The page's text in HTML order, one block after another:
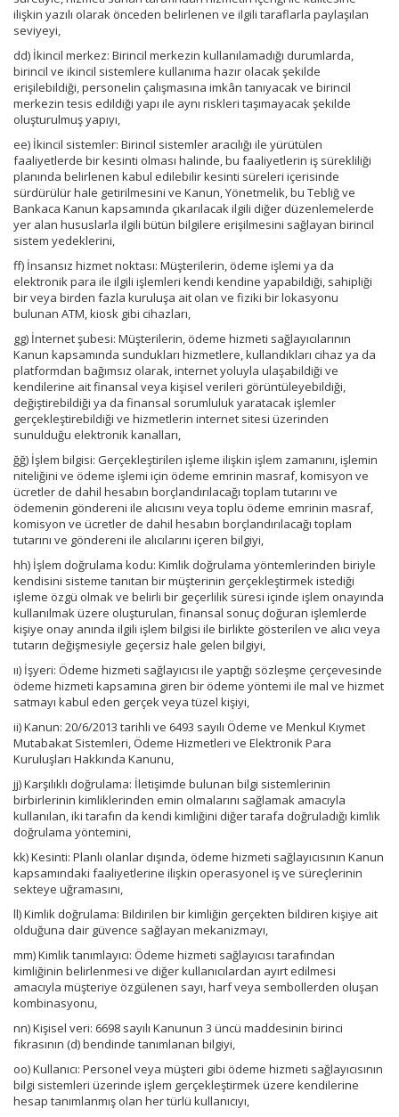
ilişkin yazılı olarak önceden belirlenen ve ilgili taraflarla paylaşılan
seviyeyi,
dd) İkincil merkez: Birincil merkezin kullanılamadığı durumlarda,
birincil ve ikincil sistemlere kullanıma hazır olacak şekilde
erişilebildiği, personelin çalışmasına imkân tanıyacak ve birincil
merkezin tesis edildiği yapı ile aynı riskleri taşımayacak şekilde
oluşturulmuş yapıyı,
ee) İkincil sistemler: Birincil sistemler aracılığı ile yürütülen
faaliyetlerde bir kesinti olması halinde, bu faaliyetlerin iş sürekliliği
planında belirlenen kabul edilebilir kesinti süreleri içerisinde
sürdürülür hale getirilmesini ve Kanun, Yönetmelik, bu Tebliğ ve
Bankaca Kanun kapsamında çıkarılacak ilgili diğer düzenlemelerde
yer alan hususlarla ilgili bütün bilgilere erişilmesini sağlayan birincil
sistem yedeklerini,
ff) İnsansız hizmet noktası: Müşterilerin, ödeme işlemi ya da
elektronik para ile ilgili işlemleri kendi kendine yapabildiği, sahipliği
bir veya birden fazla kuruluşa ait olan ve fiziki bir lokasyonu
bulunan ATM, kiosk gibi cihazları,
gg) İnternet şubesi: Müşterilerin, ödeme hizmeti sağlayıcılarının
Kanun kapsamında sundukları hizmetlere, kullandıkları cihaz ya da
platformdan bağımsız olarak, internet yoluyla ulaşabildiği ve
kendilerine ait finansal veya kişisel verileri görüntüleyebildiği,
değiştirebildiği ya da finansal sorumluluk yaratacak işlemler
gerçekleştirebildiği ve hizmetlerin internet sitesi üzerinden
sunulduğu elektronik kanalları,
ğğ) İşlem bilgisi: Gerçekleştirilen işleme ilişkin işlem zamanını, işlemin
niteliğini ve ödeme işlemi için ödeme emrinin masraf, komisyon ve
ücretler de dahil hesabın borçlandırılacağı toplam tutarını ve
ödemenin göndereni ile alıcısını veya toplu ödeme emrinin masraf,
komisyon ve ücretler de dahil hesabın borçlandırılacağı toplam
tutarını ve göndereni ile alıcılarını içeren bilgiyi,
hh) İşlem doğrulama kodu: Kimlik doğrulama yöntemlerinden biriyle
kendisini sisteme tanıtan bir müşterinin gerçekleştirmek istediği
işleme özgü olmak ve belirli bir geçerlilik süresi içinde işlem onayında
kullanılmak üzere oluşturulan, finansal sonuç doğuran işlemlerde
kişiye onay anında ilgili işlem bilgisi ile birlikte gösterilen ve alıcı veya
tutarın değişmesiyle geçersiz hale gelen bilgiyi,
ıı) İşyeri: Ödeme hizmeti sağlayıcısı ile yaptığı sözleşme çerçevesinde
ödeme hizmeti kapsamına giren bir ödeme yöntemi ile mal ve hizmet
satmayı kabul eden gerçek veya tüzel kişiyi,
ii) Kanun: 20/6/2013 tarihli ve 6493 sayılı Ödeme ve Menkul Kıymet
Mutabakat Sistemleri, Ödeme Hizmetleri ve Elektronik Para
Kuruluşları Hakkında Kanunu,
jj) Karşılıklı doğrulama: İletişimde bulunan bilgi sistemlerinin
birbirlerinin kimliklerinden emin olmalarını sağlamak amacıyla
kullanılan, iki tarafın da kendi kimliğini diğer tarafa doğruladığı kimlik
doğrulama yöntemini,
kk) Kesinti: Planlı olanlar dışında, ödeme hizmeti sağlayıcısının Kanun
kapsamındaki faaliyetlerine ilişkin operasyonel iş ve süreçlerinin
sekteye uğramasını,
ll) Kimlik doğrulama: Bildirilen bir kimliğin gerçekten bildiren kişiye ait
olduğuna dair güvence sağlayan mekanizmayı,
mm) Kimlik tanımlayıcı: Ödeme hizmeti sağlayıcısı tarafından
kimliğinin belirlenmesi ve diğer kullanıcılardan ayırt edilmesi
amacıyla müşteriye özgülenen sayı, harf veya sembollerden oluşan
kombinasyonu,
nn) Kişisel veri: 6698 sayılı Kanunun 3 üncü maddesinin birinci
fıkrasının (d) bendinde tanımlanan bilgiyi,
oo) Kullanıcı: Personel veya müşteri gibi ödeme hizmeti sağlayıcısının
bilgi sistemleri üzerinde işlem gerçekleştirmek üzere kendilerine
hesap tanımlanmış olan her türlü kullanıcıyı,